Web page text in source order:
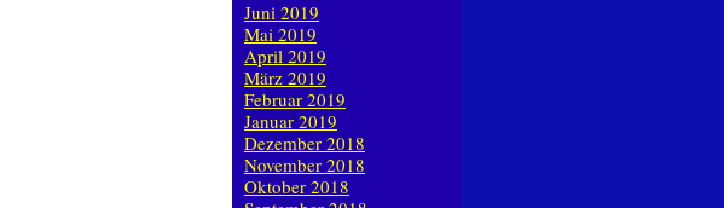
Juni 2019
Mai 2019
April 2019
März 2019
Februar 2019
Januar 2019
Dezember 2018
November 2018
Oktober 2018